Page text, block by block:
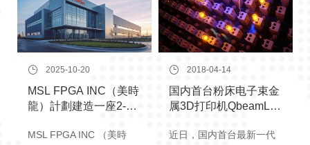
2025-10-20
MSL FPGA INC（美時
龍）計劃建造一座2-5
由MSL MEISHILONG
MSL FPGA INC （美時
2018-04-14
国内首台粉床电子束金
属3D打印机QbeamLab
近日，国内首台最新一代